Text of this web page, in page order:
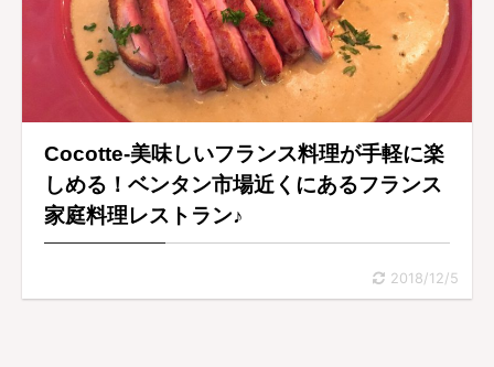
Cocotte-美味しいフランス料理が手軽に楽
しめる！ベンタン市場近くにあるフランス
家庭料理レストラン♪
2018/12/5